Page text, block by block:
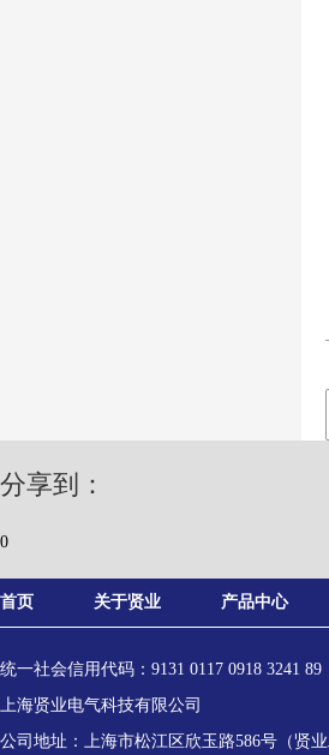
分享到：
0
首页 关于贤业 产品中心
统一社会信用代码：9131 0117 0918 3241 89
上海贤业电气科技有限公司
公司地址：上海市松江区欣玉路586号（贤业